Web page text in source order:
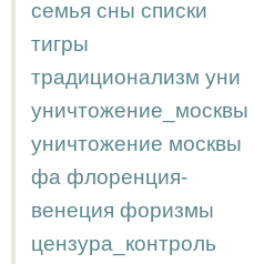
семья сны списки
тигры
традиционализм уни
уничтожение_москвы
уничтожение москвы
фа флоренция-
венеция форизмы
цензура_контроль